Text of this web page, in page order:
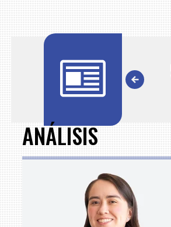
noticias seleccionadas por nuestro equipo editorial
ANÁLISIS